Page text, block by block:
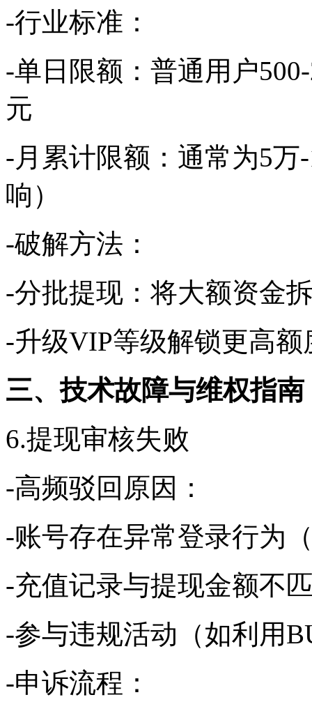
-行业标准：
-单日限额：普通用户
元
-月累计限额：通常为5
响）
-破解方法：
-分批提现：将大额资金
-升级VIP等级解锁更高
三、技术故障与维权指南
6.提现审核失败
-高频驳回原因：
-账号存在异常登录行为
-充值记录与提现金额不
-参与违规活动（如利用
-申诉流程：